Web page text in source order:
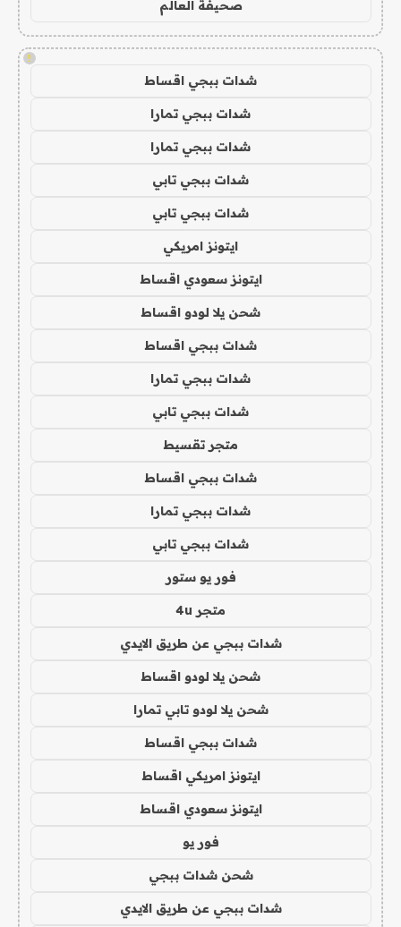
صحيفة العالم
!
شدات ببجي اقساط
شدات ببجي تمارا
شدات ببجي تمارا
شدات ببجي تابي
شدات ببجي تابي
ايتونز امريكي
ايتونز سعودي اقساط
شحن يلا لودو اقساط
شدات ببجي اقساط
شدات ببجي تمارا
شدات ببجي تابي
متجر تقسيط
شدات ببجي اقساط
شدات ببجي تمارا
شدات ببجي تابي
فور يو ستور
متجر 4u
شدات ببجي عن طريق الايدي
شحن يلا لودو اقساط
شحن يلا لودو تابي تمارا
شدات ببجي اقساط
ايتونز امريكي اقساط
ايتونز سعودي اقساط
فور يو
شحن شدات ببجي
شدات ببجي عن طريق الايدي